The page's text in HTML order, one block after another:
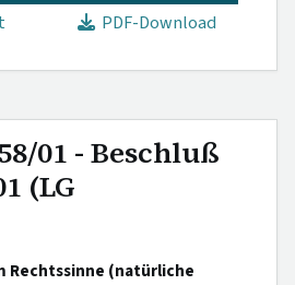
PDF-Download
01 - Beschluß
(LG
Rechtssinne (natürliche